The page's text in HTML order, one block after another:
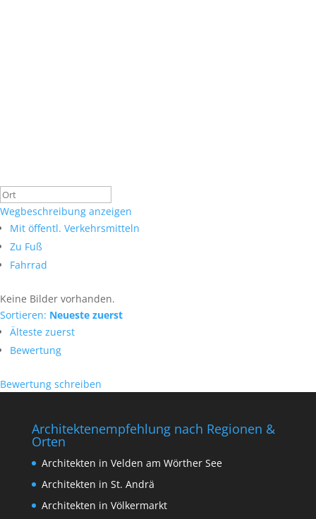
Wegbeschreibung anzeigen
Mit öffentl. Verkehrsmitteln
Zu Fuß
Fahrrad
Keine Bilder vorhanden.
Sortieren: Neueste zuerst
Älteste zuerst
Bewertung
Bewertung schreiben
Architektenempfehlung nach Regionen &
Orten
Architekten in Velden am Wörther See
Architekten in St. Andrä
Architekten in Völkermarkt